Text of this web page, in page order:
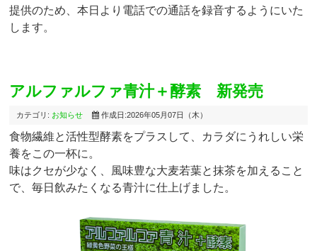
提供のため、本日より電話での通話を録音するようにいた
します。
アルファルファ青汁＋酵素 新発売
カテゴリ: お知らせ 作成日:2026年05月07日（木）
食物繊維と活性型酵素をプラスして、カラダにうれしい栄
養をこの一杯に。
味はクセが少なく、風味豊な大麦若葉と抹茶を加えること
で、毎日飲みたくなる青汁に仕上げました。